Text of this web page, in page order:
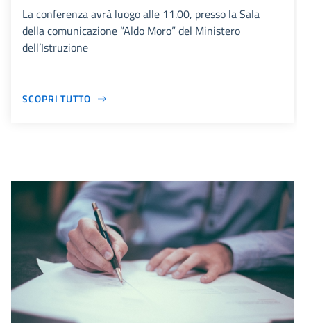
La conferenza avrà luogo alle 11.00, presso la Sala
della comunicazione “Aldo Moro” del Ministero
dell’Istruzione
SCOPRI TUTTO